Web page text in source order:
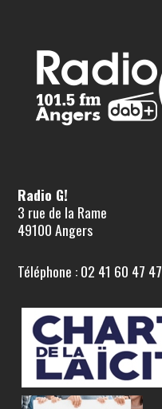
Radio G!
3 rue de la Rame
49100 Angers
Téléphone : 02 41 60 47 47